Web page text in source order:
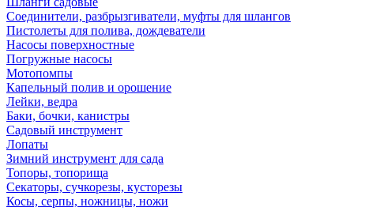
Соединители, разбрызгиватели, муфты для шлангов
Пистолеты для полива, дождеватели
Насосы поверхностные
Погружные насосы
Мотопомпы
Капельный полив и орошение
Лейки, ведра
Баки, бочки, канистры
Садовый инструмент
Лопаты
Зимний инструмент для сада
Топоры, топорища
Секаторы, сучкорезы, кусторезы
Косы, серпы, ножницы, ножи